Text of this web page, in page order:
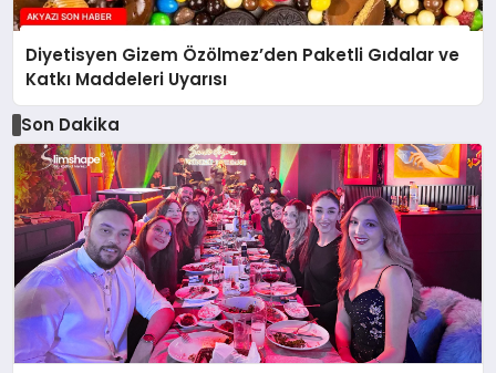
Diyetisyen Gizem Özölmez’den Paketli Gıdalar ve
Katkı Maddeleri Uyarısı
Son Dakika